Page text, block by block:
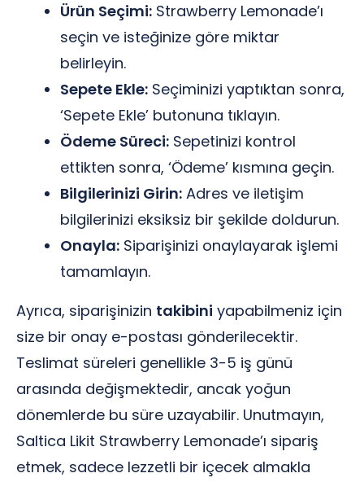
Ürün Seçimi: Strawberry Lemonade’ı
seçin ve isteğinize göre miktar
belirleyin.
Sepete Ekle: Seçiminizi yaptıktan sonra,
‘Sepete Ekle’ butonuna tıklayın.
Ödeme Süreci: Sepetinizi kontrol
ettikten sonra, ‘Ödeme’ kısmına geçin.
Bilgilerinizi Girin: Adres ve iletişim
bilgilerinizi eksiksiz bir şekilde doldurun.
Onayla: Siparişinizi onaylayarak işlemi
tamamlayın.
Ayrıca, siparişinizin takibini yapabilmeniz için
size bir onay e-postası gönderilecektir.
Teslimat süreleri genellikle 3-5 iş günü
arasında değişmektedir, ancak yoğun
dönemlerde bu süre uzayabilir. Unutmayın,
Saltica Likit Strawberry Lemonade’ı sipariş
etmek, sadece lezzetli bir içecek almakla